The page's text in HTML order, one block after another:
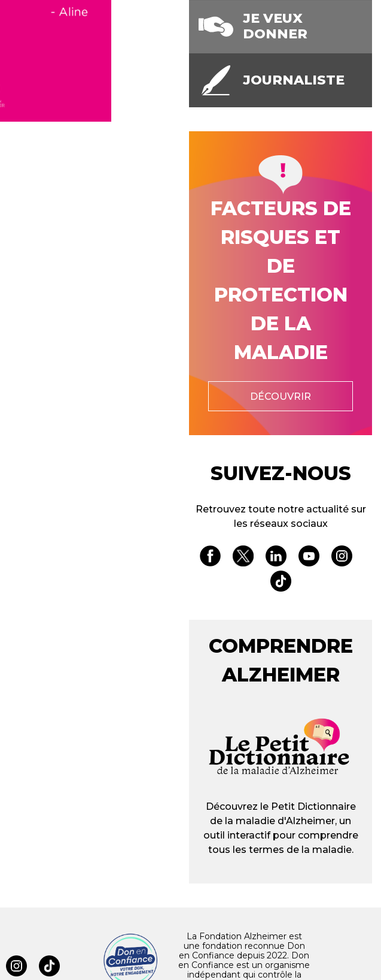
JE VEUX
DONNER
JOURNALISTE
FACTEURS DE
RISQUES ET
DE
PROTECTION
DE LA
MALADIE
DÉCOUVRIR
SUIVEZ-NOUS
Retrouvez toute notre actualité sur
les réseaux sociaux
COMPRENDRE
ALZHEIMER
Découvrez le Petit Dictionnaire
de la maladie d'Alzheimer, un
outil interactif pour comprendre
tous les termes de la maladie.
La Fondation Alzheimer est
une fondation reconnue Don
en Confiance depuis 2022. Don
en Confiance est un organisme
indépendant qui contrôle la